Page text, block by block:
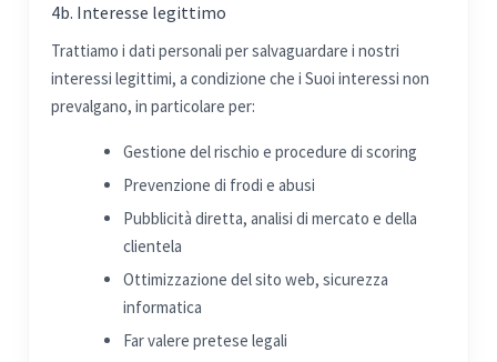
4b. Interesse legittimo
Trattiamo i dati personali per salvaguardare i nostri
interessi legittimi, a condizione che i Suoi interessi non
prevalgano, in particolare per:
Gestione del rischio e procedure di scoring
Prevenzione di frodi e abusi
Pubblicità diretta, analisi di mercato e della
clientela
Ottimizzazione del sito web, sicurezza
informatica
Far valere pretese legali